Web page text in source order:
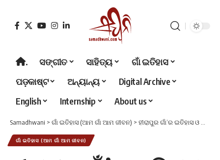
. ସଙ୍ଗୀତ ସାହିତ୍ୟ
ଗାଁ ଇତିହାସ
ପଡ଼କାଷ୍ଟ
ଅନ୍ୟାନ୍ୟ
Digital Archive
English
Internship About us
Samadhwani > ଗାଁ ଇତିହାସ (ଆମ ଗାଁ ଆମ ଜୀବନ) > ହୀରାପୁର ଗାଁ’ର ଇତିହାସ ଓ ସଂସ୍କୃତି (କିଛି ଗାଁ କିଛି ଅନୁଭୂତି – ୯)
ଗାଁ ଇତିହାସ (ଆମ ଗାଁ ଆମ ଜୀବନ)